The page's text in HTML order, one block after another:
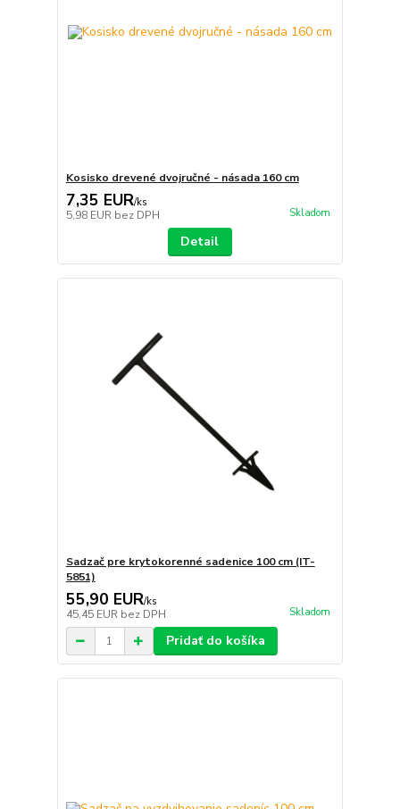
Kosisko drevené dvojručné - násada 160 cm
7,35 EUR/ks
5,98 EUR bez DPH Skladom
Detail
Sadzač pre krytokorenné sadenice 100 cm (IT-
5851)
55,90 EUR/ks
45,45 EUR bez DPH Skladom
Pridať do košíka